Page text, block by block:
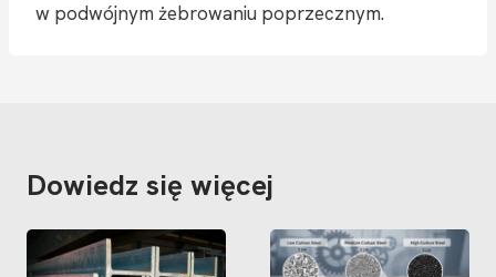
w podwójnym żebrowaniu poprzecznym.
Dowiedz się więcej